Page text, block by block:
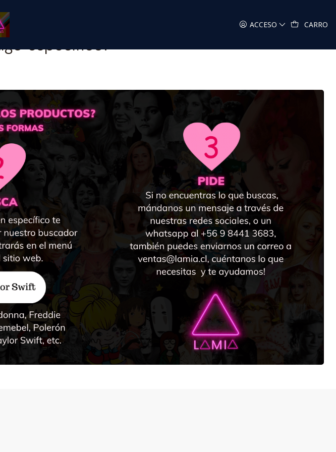
ACCESO CARRO
algo específico?
específico?